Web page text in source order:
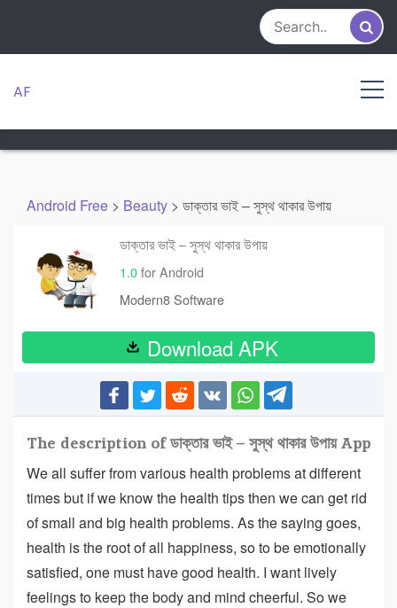
content
AF
Android Free > Beauty > ডাক্তার ভাই – সুস্থ থাকার উপায়
ডাক্তার ভাই – সুস্থ থাকার উপায়
1.0for Android
Modern8 Software
Download APK
The description of ডাক্তার ভাই – সুস্থ থাকার উপায় App
We all suffer from various health problems at different
times but if we know the health tips then we can get rid
of small and big health problems. As the saying goes,
health is the root of all happiness, so to be emotionally
satisfied, one must have good health. I want lively
feelings to keep the body and mind cheerful. So we